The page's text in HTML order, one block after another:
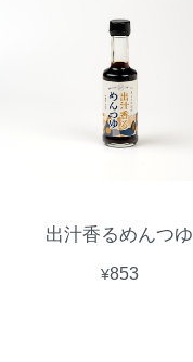
出汁香るめんつゆ
¥853